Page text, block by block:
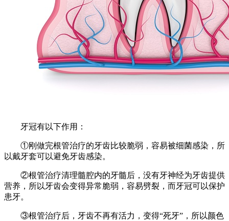
牙冠有以下作用：
①刚做完根管治疗的牙齿比较脆弱，容易被细菌感染，所
以戴牙套可以避免牙齿感染。
②根管治疗清理髓腔内的牙髓后，没有牙神经为牙齿提供
营养，所以牙齿会变得异常脆弱，容易劈裂，而牙冠可以保护
患牙。
③根管治疗后，牙齿不再有活力，变得“死牙”，所以颜色